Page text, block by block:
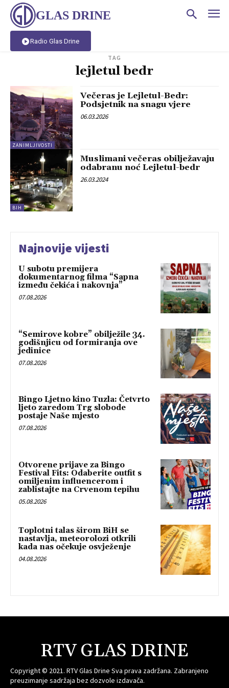
GLAS DRINE
Radio Glas Drine
TAG
lejletul bedr
ZANIMLJIVOSTI
Večeras je Lejletul-Bedr:
Podsjetnik na snagu vjere
06.03.2026
BIH
Muslimani večeras obilježavaju
odabranu noć Lejletul-bedr
26.03.2024
Najnovije vijesti
U subotu premijera
dokumentarnog filma “Sapna
između čekića i nakovnja”
07.08.2026
“Semirove kobre” obilježile 34.
godišnjicu od formiranja ove
jedinice
07.08.2026
Bingo Ljetno kino Tuzla: Četvrto
ljeto zaredom Trg slobode
postaje Naše mjesto
07.08.2026
Otvorene prijave za Bingo
Festival Fits: Odaberite outfit s
omiljenim influencerom i
zablistajte na Crvenom tepihu
05.08.2026
Toplotni talas širom BiH se
nastavlja, meteorolozi otkrili
kada nas očekuje osvježenje
04.08.2026
RTV GLAS DRINE
Copyright © 2021. RTV Glas Drine Sva prava zadržana. Zabranjeno
preuzimanje sadržaja bez dozvole izdavača.